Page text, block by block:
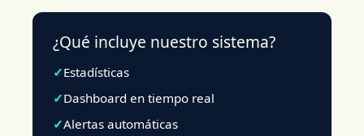
¿Qué incluye nuestro sistema?
Estadísticas
Dashboard en tiempo real
Alertas automáticas